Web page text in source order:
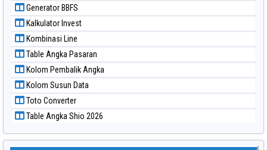
Paito Warna Sydney Lottery
Paito Warna Sydney Lottery 6d
Paito Warna Sydney Lotto
Paito Warna Sydney Pools 6d
Paito Warna Taipei
Paito Warna Taiwan
Generator BBFS
Kalkulator Invest
Kombinasi Line
Table Angka Pasaran
Kolom Pembalik Angka
Kolom Susun Data
Toto Converter
Table Angka Shio 2026